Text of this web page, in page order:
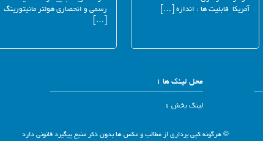
آمریکا قابلیت ها : اندازه […]
رسمی و انحصاری هولتر مانیتورینگ
[…]
محل لینک ها 1
لینک بخش 1
© هرگونه کپی برداری از مطالب و عکس ها بدون ذکر منبع پیگیرد قانونی دارد